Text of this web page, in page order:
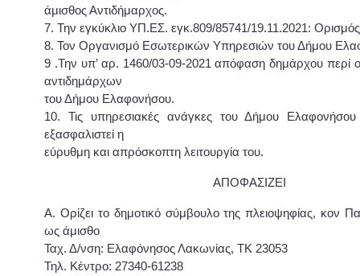
άμισθος Αντιδήμαρχος.
7. Την εγκύκλιο ΥΠ.ΕΣ. εγκ.809/85741/19.11.2021:
8. Τον Οργανισμό Εσωτερικών Υπηρεσιών του Δήμου
9 .Την υπ’ αρ. 1460/03-09-2021 απόφαση δημάρχου περί
αντιδημάρχων
του Δήμου Ελαφονήσου.
10. Τις υπηρεσιακές ανάγκες του Δήμου
εξασφαλιστεί η
εύρυθμη και απρόσκοπτη λειτουργία του.
ΑΠΟΦΑΣΙΖΕΙ
Α. Ορίζει το δημοτικό σύμβουλο της πλειοψηφίας, κον
ως άμισθο
Ταχ. Δ/νση: Ελαφόνησος Λακωνίας, TK 23053
Τηλ. Κέντρο: 27340-61238